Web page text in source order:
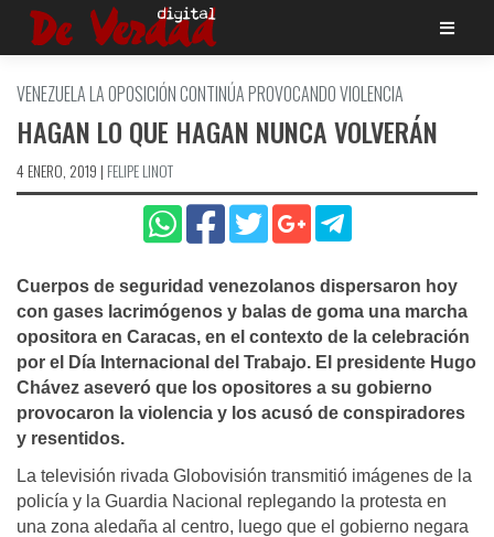
Saltar
VENEZUELA LA OPOSICIÓN CONTINÚA PROVOCANDO VIOLENCIA
HAGAN LO QUE HAGAN NUNCA VOLVERÁN
4 ENERO, 2019 | FELIPE LINOT
Cuerpos de seguridad venezolanos dispersaron hoy
con gases lacrimógenos y balas de goma una marcha
opositora en Caracas, en el contexto de la celebración
por el Dí­a Internacional del Trabajo. El presidente Hugo
Chávez aseveró que los opositores a su gobierno
provocaron la violencia y los acusó de conspiradores
y resentidos.
La televisión rivada Globovisión transmitió imágenes de la
policí­a y la Guardia Nacional replegando la protesta en
una zona aledaña al centro, luego que el gobierno negara